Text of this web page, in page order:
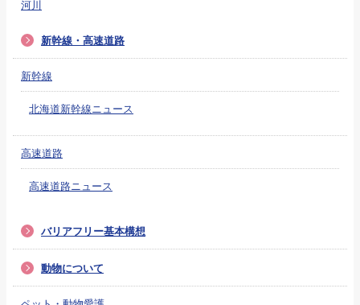
河川
新幹線・高速道路
新幹線
北海道新幹線ニュース
高速道路
高速道路ニュース
バリアフリー基本構想
動物について